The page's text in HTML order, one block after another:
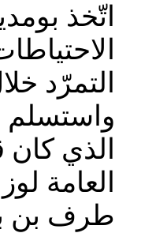
اتّخذ
واستسلم
الذي كان
العامة
طرف بن